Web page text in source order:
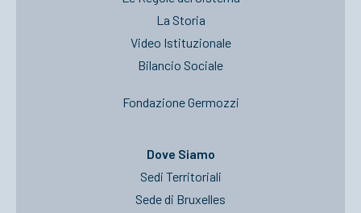
La Storia
Video Istituzionale
Bilancio Sociale
Fondazione Germozzi
Dove Siamo
Sedi Territoriali
Sede di Bruxelles